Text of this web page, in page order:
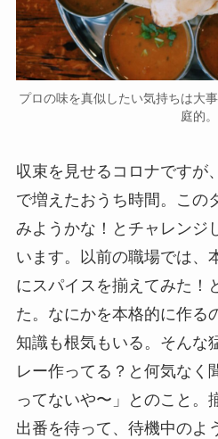
プロの味を真似したい気持ちは大
庭的。
収束を見せるコロナですが
で増えたおうち時間。この
みようかな！とチャレンジ
います。以前の職場では、
にスパイスを揃えてみた！
た。なにかを本格的に作る
知識も根気もいる。そんな
レー作ってる？と何気なく
ってないや〜」とのこと。
出番を待って、待機中のよ